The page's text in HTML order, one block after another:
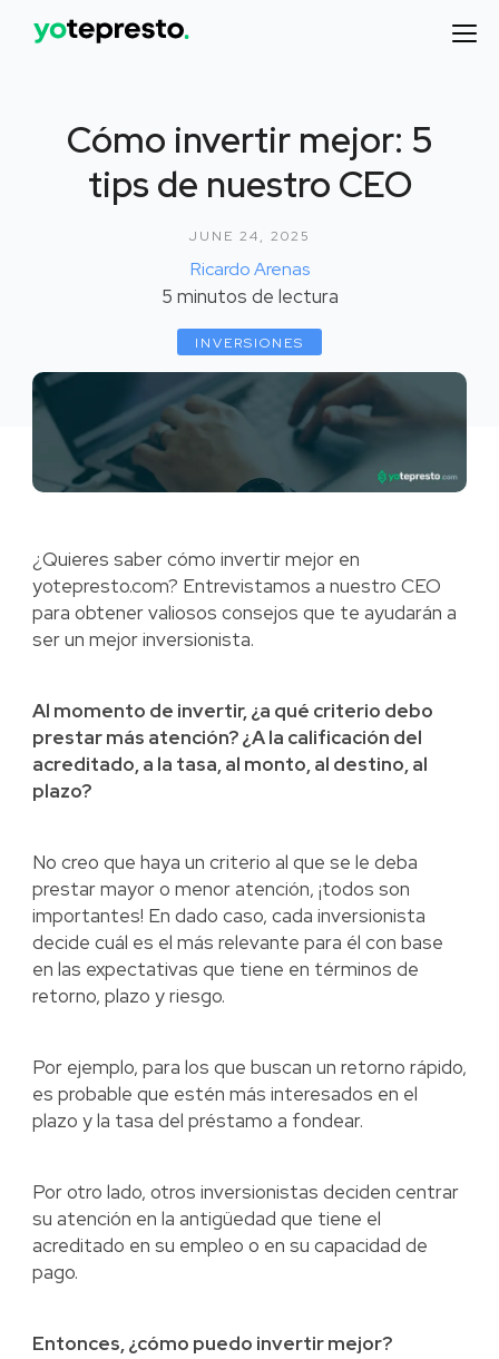
Cómo invertir mejor: 5
tips de nuestro CEO
JUNE 24, 2025
Ricardo Arenas
5 minutos de lectura
INVERSIONES
¿Quieres saber cómo invertir mejor en
yotepresto.com? Entrevistamos a nuestro CEO
para obtener valiosos consejos que te ayudarán a
ser un mejor inversionista.
Al momento de invertir, ¿a qué criterio debo
prestar más atención? ¿A la calificación del
acreditado, a la tasa, al monto, al destino, al
plazo?
No creo que haya un criterio al que se le deba
prestar mayor o menor atención, ¡todos son
importantes! En dado caso, cada inversionista
decide cuál es el más relevante para él con base
en las expectativas que tiene en términos de
retorno, plazo y riesgo.
Por ejemplo, para los que buscan un retorno rápido,
es probable que estén más interesados en el
plazo y la tasa del préstamo a fondear.
Por otro lado, otros inversionistas deciden centrar
su atención en la antigüedad que tiene el
acreditado en su empleo o en su capacidad de
pago.
Entonces, ¿cómo puedo invertir mejor?